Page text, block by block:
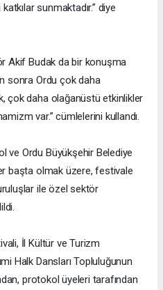
sunmaktadır.” diye
Akif Budak da bir konuşma
sonra Ordu çok daha
çok daha olağanüstü etkinlikler
var.” cümlelerini kullandı.
ve Ordu Büyükşehir Belediye
başta olmak üzere, festivale
ile özel sektör
İl Kültür ve Turizm
Halk Dansları Topluluğunun
protokol üyeleri tarafından